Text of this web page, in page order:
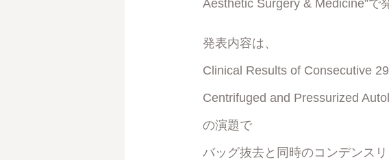
Aesthetic Surgery & Medicine”で
発表内容は、
Clinical Results of Consecutive
Centrifuged and Pressurized
の演題で
バッグ抜去と同時のコンデンスリ